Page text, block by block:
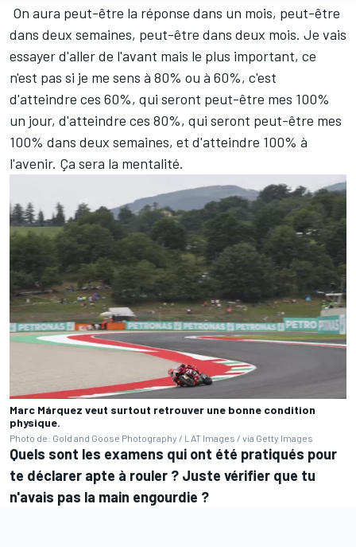
On aura peut-être la réponse dans un mois, peut-être
dans deux semaines, peut-être dans deux mois. Je vais
essayer d'aller de l'avant mais le plus important, ce
n'est pas si je me sens à 80% ou à 60%, c'est
d'atteindre ces 60%, qui seront peut-être mes 100%
un jour, d'atteindre ces 80%, qui seront peut-être mes
100% dans deux semaines, et d'atteindre 100% à
l'avenir. Ça sera la mentalité.
Marc Márquez veut surtout retrouver une bonne condition
physique.
Photo de: Gold and Goose Photography / LAT Images / via Getty Images
Quels sont les examens qui ont été pratiqués pour
te déclarer apte à rouler ? Juste vérifier que tu
n'avais pas la main engourdie ?